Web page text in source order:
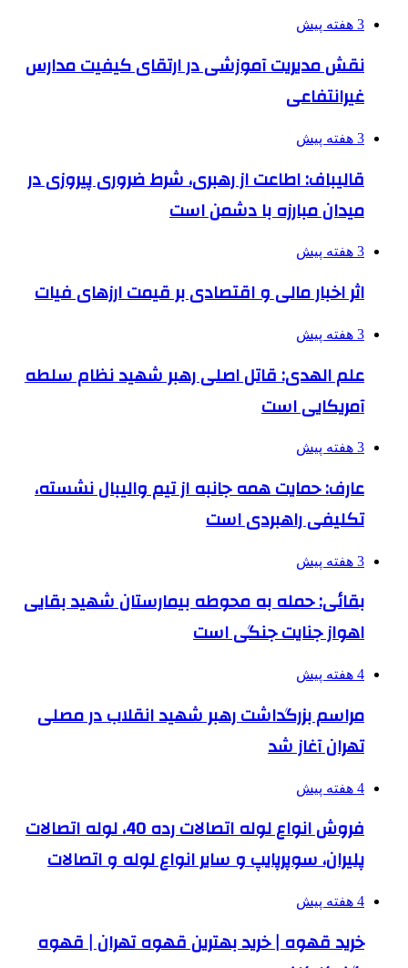
3 هفته پیش
نقش مدیریت آموزشی در ارتقای کیفیت مدارس
غیرانتفاعی
3 هفته پیش
قالیباف: اطاعت از رهبری، شرط ضروری پیروزی در
میدان مبارزه با دشمن است
3 هفته پیش
اثر اخبار مالی و اقتصادی بر قیمت ارزهای فیات
3 هفته پیش
علم الهدی: قاتل اصلی رهبر شهید نظام سلطه
آمریکایی است
3 هفته پیش
عارف: حمایت همه جانبه از تیم والیبال نشسته،
تکلیفی راهبردی است
3 هفته پیش
بقائی: حمله به محوطه بیمارستان شهید بقایی
اهواز جنایت جنگی است
4 هفته پیش
مراسم بزرگداشت رهبر شهید انقلاب در مصلی
تهران آغاز شد
4 هفته پیش
فروش انواع لوله اتصالات رده 40، لوله اتصالات
پلیران، سوپرپایپ و سایر انواع لوله و اتصالات
4 هفته پیش
خرید قهوه | خرید بهترین قهوه تهران | قهوه